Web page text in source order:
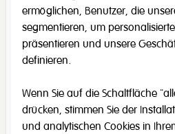
ermöglichen, Benutzer, die
segmentieren, um
präsentieren und unsere
definieren.
Wenn Sie auf die Schaltfläche
drücken, stimmen Sie der
und analytischen Cookies in